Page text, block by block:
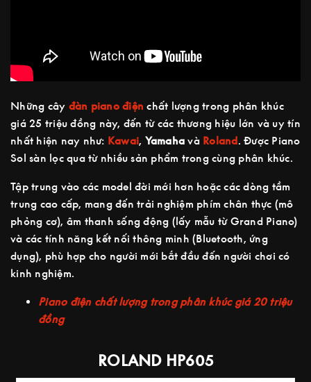
Những cây đàn piano điện chất lượng trong phân khúc
giá 25 triệu đồng này, đến từ các thương hiệu lớn và uy tín
nhất hiện nay như: Kawai, Yamaha và Roland. Được Piano
Sol sàn lọc qua từ nhiều sản phẩm trong cùng phân khúc.
Tập trung vào các model đời mới hơn hoặc các dòng tầm
trung cao cấp, mang đến trải nghiệm phím chân thực (mô
phỏng cơ), âm thanh sống động (lấy mẫu từ Grand Piano)
và các tính năng kết nối thông minh (Bluetooth, ứng
dụng), phù hợp cho người mới bắt đầu đến người chơi có
kinh nghiệm.
Piano điện chất lượng trong phân khúc giá 20 triệu
đồng
ROLAND HP605